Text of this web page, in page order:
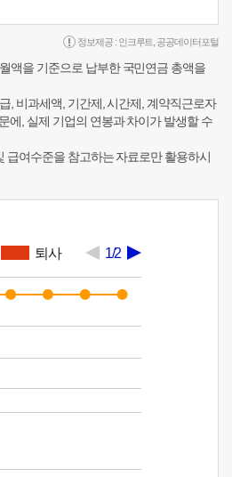
정보제공 : 인크루트 공공데이터포털
액을 기준으로 납부한 국민연금 총액을
, 비과세액, 기간제, 시간제, 계약직근로자
에, 실제 기업의 연봉과 차이가 발생할 수
급여수준을 참고하는 자료로만 활용하시
퇴사 1/2